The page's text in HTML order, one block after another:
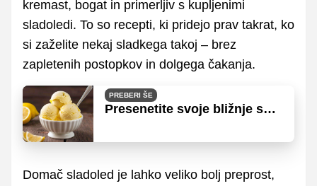
kremast, bogat in primerljiv s kupljenimi
sladoledi. To so recepti, ki pridejo prav takrat, ko
si zaželite nekaj sladkega takoj – brez
zapletenih postopkov in dolgega čakanja.
PREBERI ŠE
Presenetite svoje bližnje s
Domač sladoled je lahko veliko bolj preprost,